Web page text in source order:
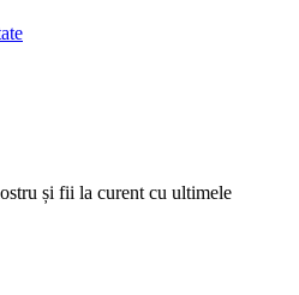
și fii la curent cu ultimele